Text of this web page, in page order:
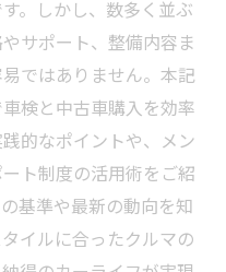
。しかし、数多く並ぶ
サポート、整備内容ま
ではありません。本記
検と中古車購入を効率
的なポイントや、メン
ト制度の活用術をご紹
基準や最新の動向を知
イルに合ったクルマの